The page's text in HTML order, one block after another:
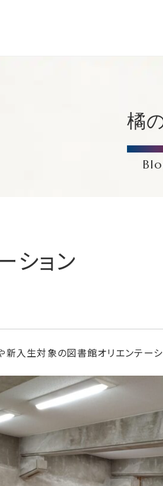
橘
ション
新入生対象の図書館オリエンテーシ